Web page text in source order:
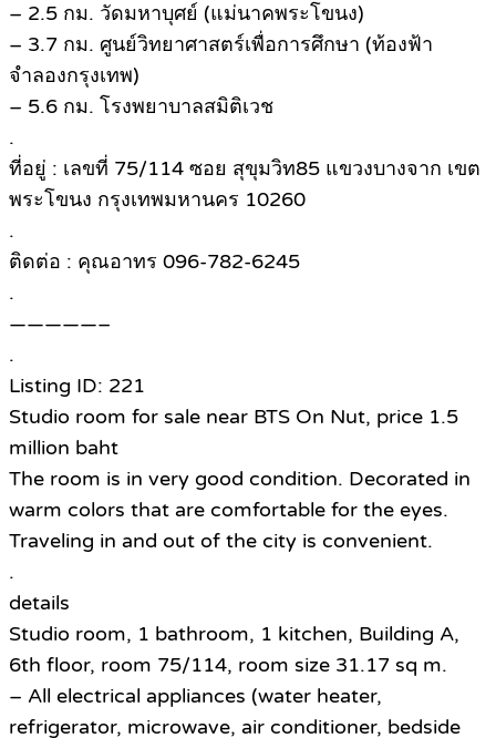
– 2.5 กม. วัดมหาบุศย์ (แม่นาคพระโขนง)
– 3.7 กม. ศูนย์วิทยาศาสตร์เพื่อการศึกษา (ท้องฟ้า
จำลองกรุงเทพ)
– 5.6 กม. โรงพยาบาลสมิติเวช
.
ที่อยู่ : เลขที่ 75/114 ซอย สุขุมวิท85 แขวงบางจาก เขต
พระโขนง กรุงเทพมหานคร 10260
.
ติดต่อ : คุณอาทร 096-782-6245
.
—————–
.
Listing ID: 221
Studio room for sale near BTS On Nut, price 1.5
million baht
The room is in very good condition. Decorated in
warm colors that are comfortable for the eyes.
Traveling in and out of the city is convenient.
.
details
Studio room, 1 bathroom, 1 kitchen, Building A,
6th floor, room 75/114, room size 31.17 sq m.
– All electrical appliances (water heater,
refrigerator, microwave, air conditioner, bedside